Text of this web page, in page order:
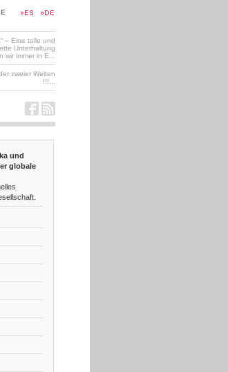
– Eine tolle und
Unterhaltung
wir immer in E...
zweier Welten
!!!...
und
globale